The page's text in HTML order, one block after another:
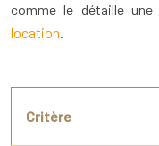
comme le détaille une
location.
Critère